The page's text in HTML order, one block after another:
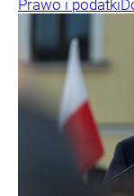
Prawo i podatki